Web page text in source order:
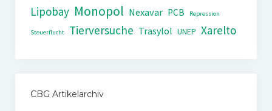
Lipobay Monopol Nexavar PCB Repression
Steuerflucht Tierversuche Trasylol UNEP Xarelto
CBG Artikelarchiv